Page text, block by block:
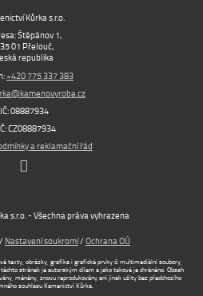
Kůrka s.r.o.
Štěpánov 1,
01 Přelouč,
republika
+420 775 337 383
IČ: 08887934
CZ08887934
a reklamační řád
s.r.o. - Všechna práva vyhrazena
/Nastavení soukromí/Ochrana OÚ
texty, obrázky, grafika i grafické prvky či multimediální soubory,
stránek je autorským dílem a jako takové je chráněno. Obsah
měněny, znovu reprodukovány ani jinak užity bez předchozího
souhlasu Kamenictví Kůrka.